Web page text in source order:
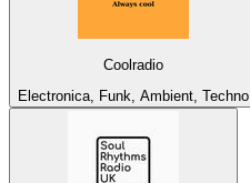
Coolradio
Electronica, Funk, Ambient, Techno